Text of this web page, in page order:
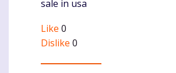
sale in usa
Like 0
Dislike 0